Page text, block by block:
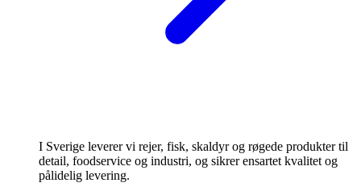
I Sverige leverer vi rejer, fisk, skaldyr og røgede produkter til
detail, foodservice og industri, og sikrer ensartet kvalitet og
pålidelig levering.